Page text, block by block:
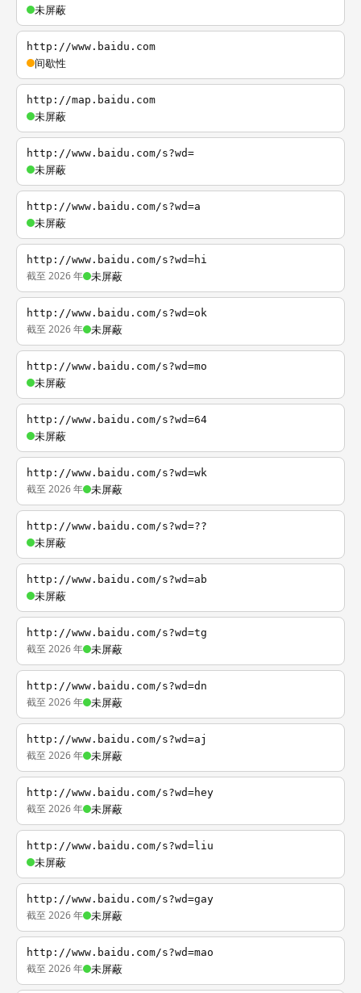
未屏蔽
http://www.baidu.com
间歇性
http://map.baidu.com
未屏蔽
http://www.baidu.com/s?wd=
未屏蔽
http://www.baidu.com/s?wd=a
未屏蔽
http://www.baidu.com/s?wd=hi
截至 2026 年 未屏蔽
http://www.baidu.com/s?wd=ok
截至 2026 年 未屏蔽
http://www.baidu.com/s?wd=mo
未屏蔽
http://www.baidu.com/s?wd=64
未屏蔽
http://www.baidu.com/s?wd=wk
截至 2026 年 未屏蔽
http://www.baidu.com/s?wd=??
未屏蔽
http://www.baidu.com/s?wd=ab
未屏蔽
http://www.baidu.com/s?wd=tg
截至 2026 年 未屏蔽
http://www.baidu.com/s?wd=dn
截至 2026 年 未屏蔽
http://www.baidu.com/s?wd=aj
截至 2026 年 未屏蔽
http://www.baidu.com/s?wd=hey
截至 2026 年 未屏蔽
http://www.baidu.com/s?wd=liu
未屏蔽
http://www.baidu.com/s?wd=gay
截至 2026 年 未屏蔽
http://www.baidu.com/s?wd=mao
截至 2026 年 未屏蔽